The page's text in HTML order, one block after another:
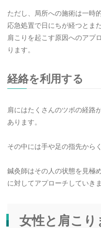
ただし、局所への施術は一時
応急処置で日にちが経つとま
肩こりを起こす原因へのアプ
ります。
経絡を利用する
肩にはたくさんのツボの経路
あります。
その中には手や足の指先から
鍼灸師はその人の状態を見極
に対してアプローチしていきま
女性と肩こり